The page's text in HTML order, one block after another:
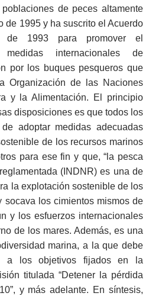
de peces altamente
de 1995 y ha suscrito el Acuerdo
1993 para promover el
internacionales de
por los buques pesqueros que
Organización de las Naciones
y la Alimentación. El principio
disposiciones es que todos los
adoptar medidas adecuadas
de los recursos marinos
para ese fin y que, “la pesca
(INDNR) es una de
la explotación sostenible de los
socava los cimientos mismos de
y los esfuerzos internacionales
de los mares. Además, es una
marina, a la que debe
a los objetivos fijados en la
titulada “Detener la pérdida
y más adelante. En síntesis,